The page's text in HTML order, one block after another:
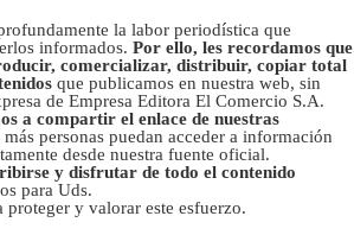
la labor periodística que
informados. Por ello, les recordamos que
comercializar, distribuir, copiar total
que publicamos en nuestra web, sin
de Empresa Editora El Comercio S.A.
a compartir el enlace de nuestras
más personas puedan acceder a información
desde nuestra fuente oficial.
y disfrutar de todo el contenido
para Uds.
proteger y valorar este esfuerzo.